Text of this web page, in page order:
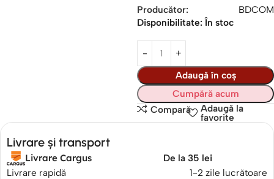
Producător:
BDCOM
Disponibilitate: În stoc
Adaugă în coș
Cumpără acum
Compară
Adaugă la
favorite
Livrare și transport
Livrare Cargus
Livrare rapidă
De la 35 lei
1-2 zile lucrătoare